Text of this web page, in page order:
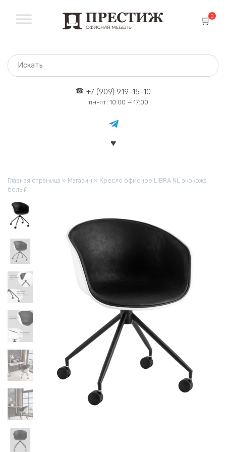
содержанию
0
+7 (909) 919-15-10
пн-пт: 10:00 — 17:00
Главная страница » Магазин » Кресло офисное LIBRA NL экокожа
белый